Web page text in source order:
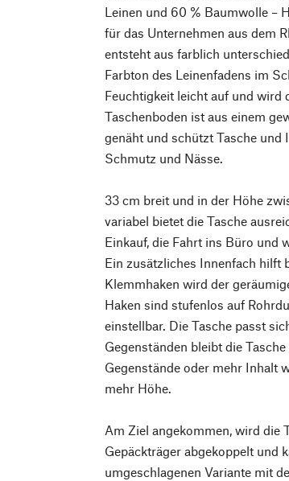
Leinen und 60 % Baumwolle –
für das Unternehmen aus dem
entsteht aus farblich
Farbton des Leinenfadens im
Feuchtigkeit leicht auf und wird
Taschenboden ist aus einem
genäht und schützt Tasche
Schmutz und Nässe.
33 cm breit und in der Höhe
variabel bietet die Tasche
Einkauf, die Fahrt ins Büro und
Ein zusätzliches Innenfach hilft
Klemmhaken wird der
Haken sind stufenlos auf
einstellbar. Die Tasche passt
Gegenständen bleibt die
Gegenstände oder mehr Inhalt
mehr Höhe.
Am Ziel angekommen, wird die
Gepäckträger abgekoppelt und
umgeschlagenen Variante mit